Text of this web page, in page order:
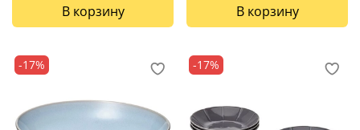
В корзину В корзину
-17% -17%